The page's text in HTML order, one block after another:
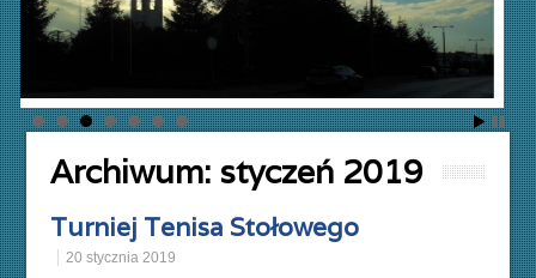
Archiwum: styczeń 2019
Turniej Tenisa Stołowego
20 stycznia 2019